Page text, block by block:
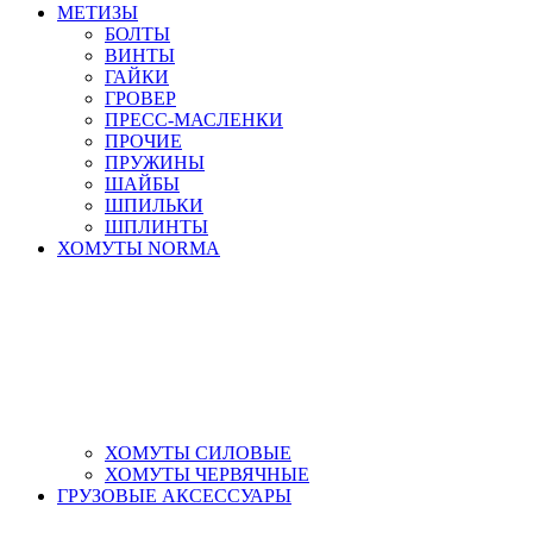
МЕТИЗЫ
БОЛТЫ
ВИНТЫ
ГАЙКИ
ГРОВЕР
ПРЕСС-МАСЛЕНКИ
ПРОЧИЕ
ПРУЖИНЫ
ШАЙБЫ
ШПИЛЬКИ
ШПЛИНТЫ
ХОМУТЫ NORMA
ХОМУТЫ СИЛОВЫЕ
ХОМУТЫ ЧЕРВЯЧНЫЕ
ГРУЗОВЫЕ АКСЕССУАРЫ